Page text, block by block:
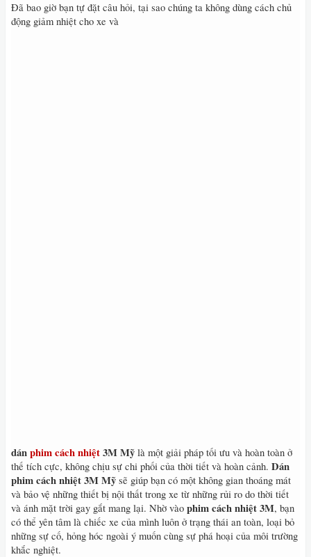
Đã bao giờ bạn tự đặt câu hỏi, tại sao chúng ta không dùng cách chủ
động giảm nhiệt cho xe và
dánphim cách nhiệt3M Mỹ là một giải pháp tối ưu và hoàn toàn ở
thế tích cực, không chịu sự chi phối của thời tiết và hoàn cảnh. Dán
phim cách nhiệt 3M Mỹ sẽ giúp bạn có một không gian thoáng mát
và bảo vệ những thiết bị nội thất trong xe từ những rủi ro do thời tiết
và ánh mặt trời gay gắt mang lại. Nhờ vào phim cách nhiệt 3M, bạn
có thể yên tâm là chiếc xe của mình luôn ở trạng thái an toàn, loại bỏ
những sự cố, hỏng hóc ngoài ý muốn cùng sự phá hoại của môi trường
khắc nghiệt.